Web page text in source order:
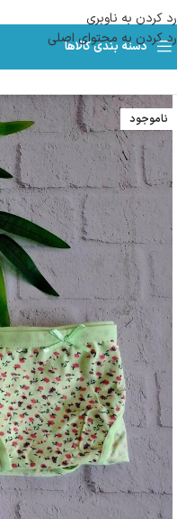
رد کردن به ناوبری
رد کردن به محتوای اصلی
دسته بندی کالاها
ناموجود